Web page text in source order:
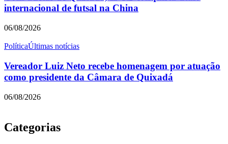
internacional de futsal na China
06/08/2026
PolíticaÚltimas notícias
Vereador Luiz Neto recebe homenagem por atuação
como presidente da Câmara de Quixadá
06/08/2026
Categorias